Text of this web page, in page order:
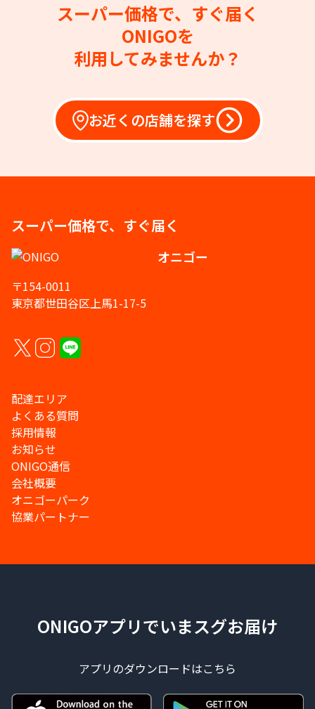
スーパー価格で、すぐ届く
ONIGOを
利用してみませんか？
お近くの店舗を探す
スーパー価格で、すぐ届く
オニゴー
〒154-0011
東京都世田谷区上馬1-17-5
配達エリア
よくある質問
採用情報
お知らせ
ONIGO通信
会社概要
オニゴーパーク
協業パートナー
ONIGOアプリでいまスグお届け
アプリのダウンロードはこちら